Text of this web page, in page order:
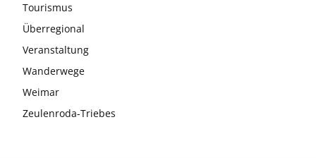
Tourismus
Überregional
Veranstaltung
Wanderwege
Weimar
Zeulenroda-Triebes